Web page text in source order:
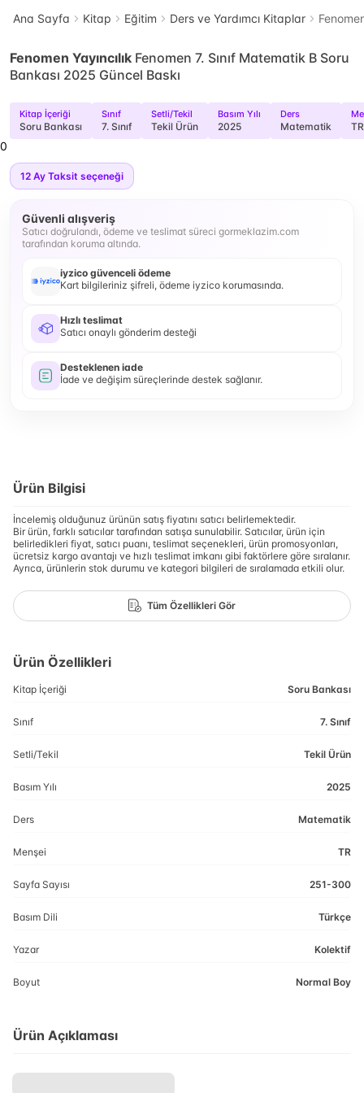
Ana Sayfa Kitap Eğitim Ders ve Yardımcı Kitaplar
Fenomen Yayıncılık Fenomen 7. Sınıf Matematik B Soru
Bankası 2025 Güncel Baskı
Kitap İçeriği
Soru Bankası
Sınıf
7. Sınıf
Setli/Tekil
Tekil Ürün
Basım Yılı
2025
Ders
Matematik TR
0
12 Ay Taksit seçeneği
Güvenli alışveriş
Satıcı doğrulandı, ödeme ve teslimat süreci gormeklazim.com
tarafından koruma altında.
iyzico güvenceli ödeme
Kart bilgileriniz şifreli, ödeme iyzico korumasında.
Hızlı teslimat
Satıcı onaylı gönderim desteği
Desteklenen iade
İade ve değişim süreçlerinde destek sağlanır.
Ürün Bilgisi
İncelemiş olduğunuz ürünün satış fiyatını satıcı belirlemektedir.
Bir ürün, farklı satıcılar tarafından satışa sunulabilir. Satıcılar, ürün için
belirledikleri fiyat, satıcı puanı, teslimat seçenekleri, ürün promosyonları,
ücretsiz kargo avantajı ve hızlı teslimat imkanı gibi faktörlere göre sıralanır.
Ayrıca, ürünlerin stok durumu ve kategori bilgileri de sıralamada etkili olur.
Tüm Özellikleri Gör
Ürün Özellikleri
Kitap İçeriği Soru Bankası
Sınıf 7. Sınıf
Setli/Tekil Tekil Ürün
Basım Yılı 2025
Ders Matematik
Menşei TR
Sayfa Sayısı 251-300
Basım Dili Türkçe
Yazar Kolektif
Boyut Normal Boy
Ürün Açıklaması